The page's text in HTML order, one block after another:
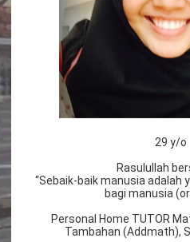
29 y/o
Rasulullah
“Sebaik-baik manusia adalah
bagi manusia
Personal Home TUTOR
Tambahan (Addmath),